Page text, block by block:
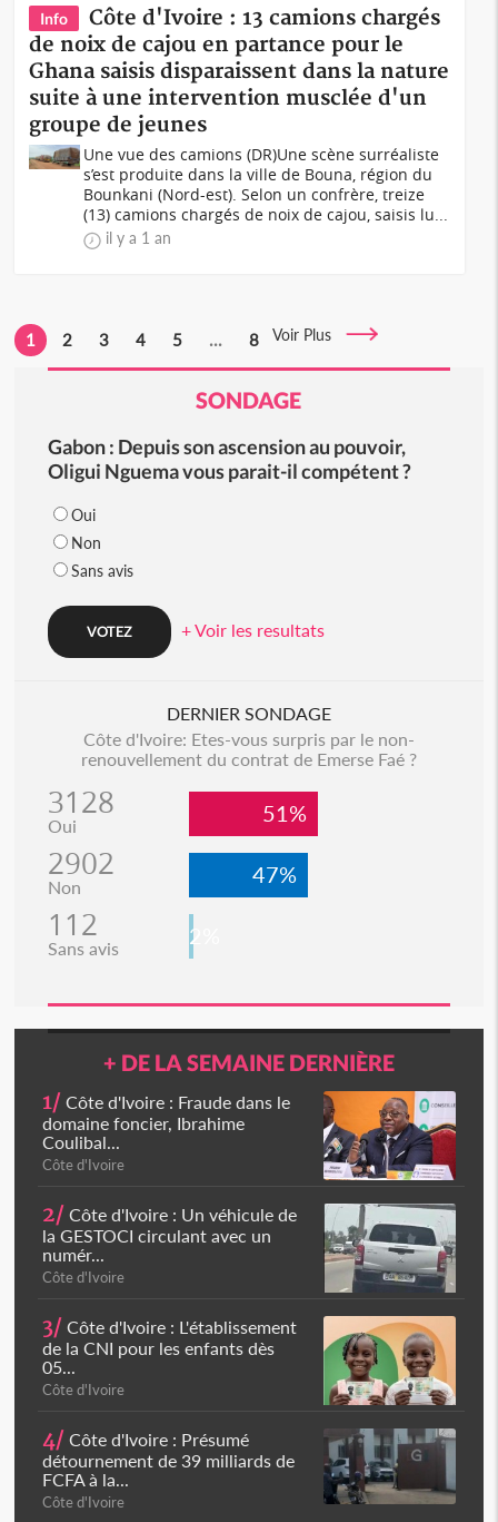
Info
Côte d'Ivoire : 13 camions chargés
de noix de cajou en partance pour le
Ghana saisis disparaissent dans la nature
suite à une intervention musclée d'un
groupe de jeunes
Une vue des camions (DR)Une scène surréaliste
s’est produite dans la ville de Bouna, région du
Bounkani (Nord-est). Selon un confrère, treize
(13) camions chargés de noix de cajou, saisis lu...
il y a 1 an
1 2 3 4 5 ... 8 Voir Plus
SONDAGE
Gabon : Depuis son ascension au pouvoir,
Oligui Nguema vous parait-il compétent ?
Oui
Non
Sans avis
+ Voir les resultats
DERNIER SONDAGE
Côte d'Ivoire: Etes-vous surpris par le non-
renouvellement du contrat de Emerse Faé ?
3128
Oui 51%
2902
Non 47%
112
Sans avis 2%
+ DE LA SEMAINE DERNIÈRE
1/ Côte d'Ivoire : Fraude dans le
domaine foncier, Ibrahime
Coulibal...
Côte d'Ivoire
2/ Côte d'Ivoire : Un véhicule de
la GESTOCI circulant avec un
numér...
Côte d'Ivoire
3/ Côte d'Ivoire : L'établissement
de la CNI pour les enfants dès
05...
Côte d'Ivoire
4/ Côte d'Ivoire : Présumé
détournement de 39 milliards de
FCFA à la...
Côte d'Ivoire